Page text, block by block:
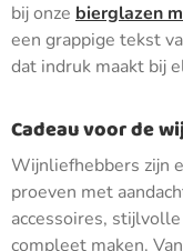
bij onze bierglazen
een grappige tekst
dat indruk maakt bij
Cadeau voor de
Wijnliefhebbers zijn
proeven met
accessoires,
compleet maken.